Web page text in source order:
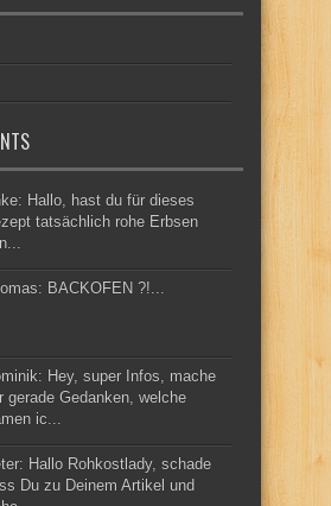
Hallo, hast du für dieses
tatsächlich rohe Erbsen
BACKOFEN ?!...
Hey, super Infos, mache
gerade Gedanken, welche
ic...
Hallo Rohkostlady, schade
Du zu Deinem Artikel und